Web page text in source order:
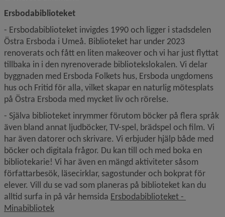
Ersbodabiblioteket
- Ersbodabiblioteket invigdes 1990 och ligger i stadsdelen
Östra Ersboda i Umeå. Biblioteket har under 2023
renoverats och fått en liten makeover och vi har just flyttat
tillbaka in i den nyrenoverade bibliotekslokalen. Vi delar
byggnaden med Ersboda Folkets hus, Ersboda ungdomens
hus och Fritid för alla, vilket skapar en naturlig mötesplats
på Östra Ersboda med mycket liv och rörelse.
- Själva biblioteket inrymmer förutom böcker på flera språk
även bland annat ljudböcker, TV-spel, brädspel och film. Vi
har även datorer och skrivare. Vi erbjuder hjälp både med
böcker och digitala frågor. Du kan till och med boka en
bibliotekarie! Vi har även en mängd aktiviteter såsom
författarbesök, läsecirklar, sagostunder och bokprat för
elever. Vill du se vad som planeras på biblioteket kan du
alltid surfa in på vår hemsida Ersbodabiblioteket -
MinabibliotekLänk till annan webbplats.